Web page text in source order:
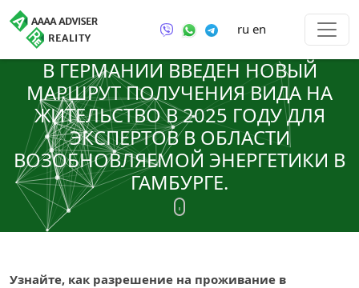
ru en
В ГЕРМАНИИ ВВЕДЕН НОВЫЙ
МАРШРУТ ПОЛУЧЕНИЯ ВИДА НА
ЖИТЕЛЬСТВО В 2025 ГОДУ ДЛЯ
ЭКСПЕРТОВ В ОБЛАСТИ
ВОЗОБНОВЛЯЕМОЙ ЭНЕРГЕТИКИ В
ГАМБУРГЕ.
Узнайте, как разрешение на проживание в